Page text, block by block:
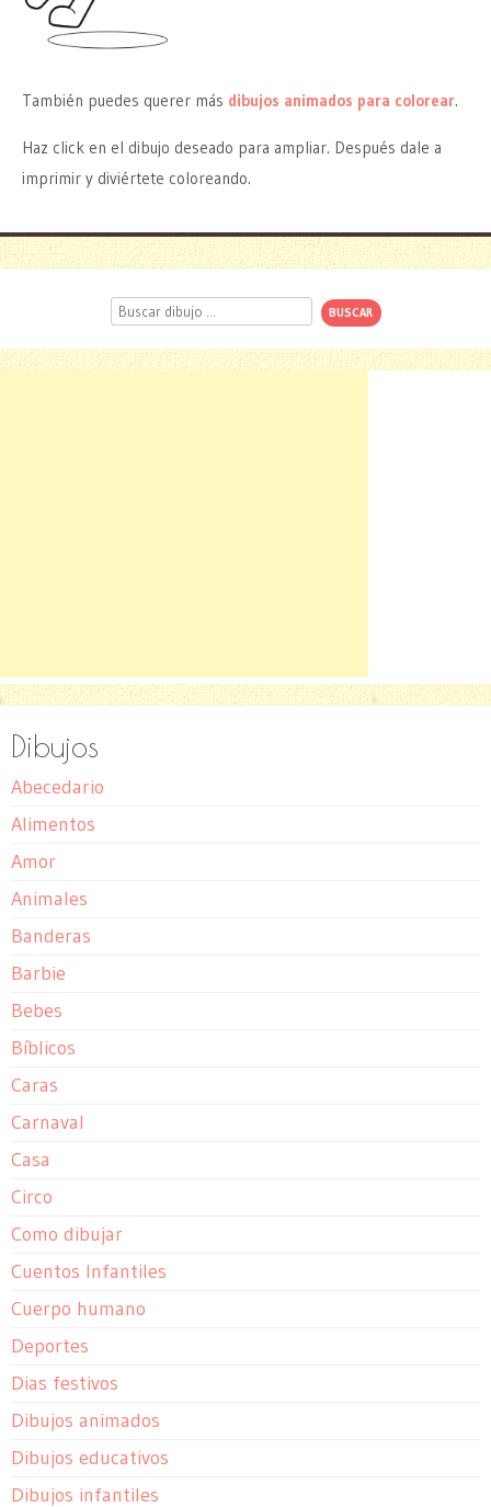
También puedes querer más dibujos animados para colorear.
Haz click en el dibujo deseado para ampliar. Después dale a
imprimir y diviértete coloreando.
Buscar
Dibujos
Abecedario
Alimentos
Amor
Animales
Banderas
Barbie
Bebes
Bíblicos
Caras
Carnaval
Casa
Circo
Como dibujar
Cuentos Infantiles
Cuerpo humano
Deportes
Dias festivos
Dibujos animados
Dibujos educativos
Dibujos infantiles